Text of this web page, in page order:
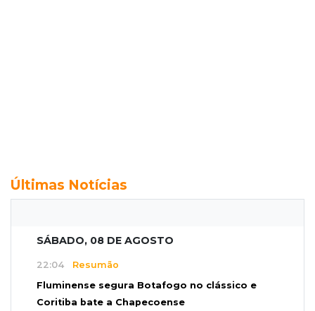
Últimas Notícias
SÁBADO, 08 DE AGOSTO
22:04 Resumão
Fluminense segura Botafogo no clássico e
Coritiba bate a Chapecoense